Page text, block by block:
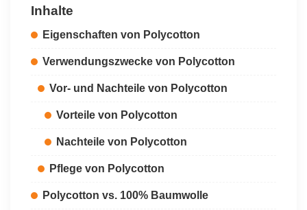
Inhalte
Eigenschaften von Polycotton
Verwendungszwecke von Polycotton
Vor- und Nachteile von Polycotton
Vorteile von Polycotton
Nachteile von Polycotton
Pflege von Polycotton
Polycotton vs. 100% Baumwolle